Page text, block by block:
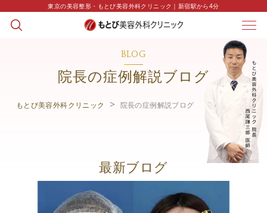
東京の美容整形・もとび美容外科クリニック｜新宿駅から4分
BLOG
院長の症例解説ブログ
もとび美容外科クリニック 院長の症例解説ブログ
最新ブログ